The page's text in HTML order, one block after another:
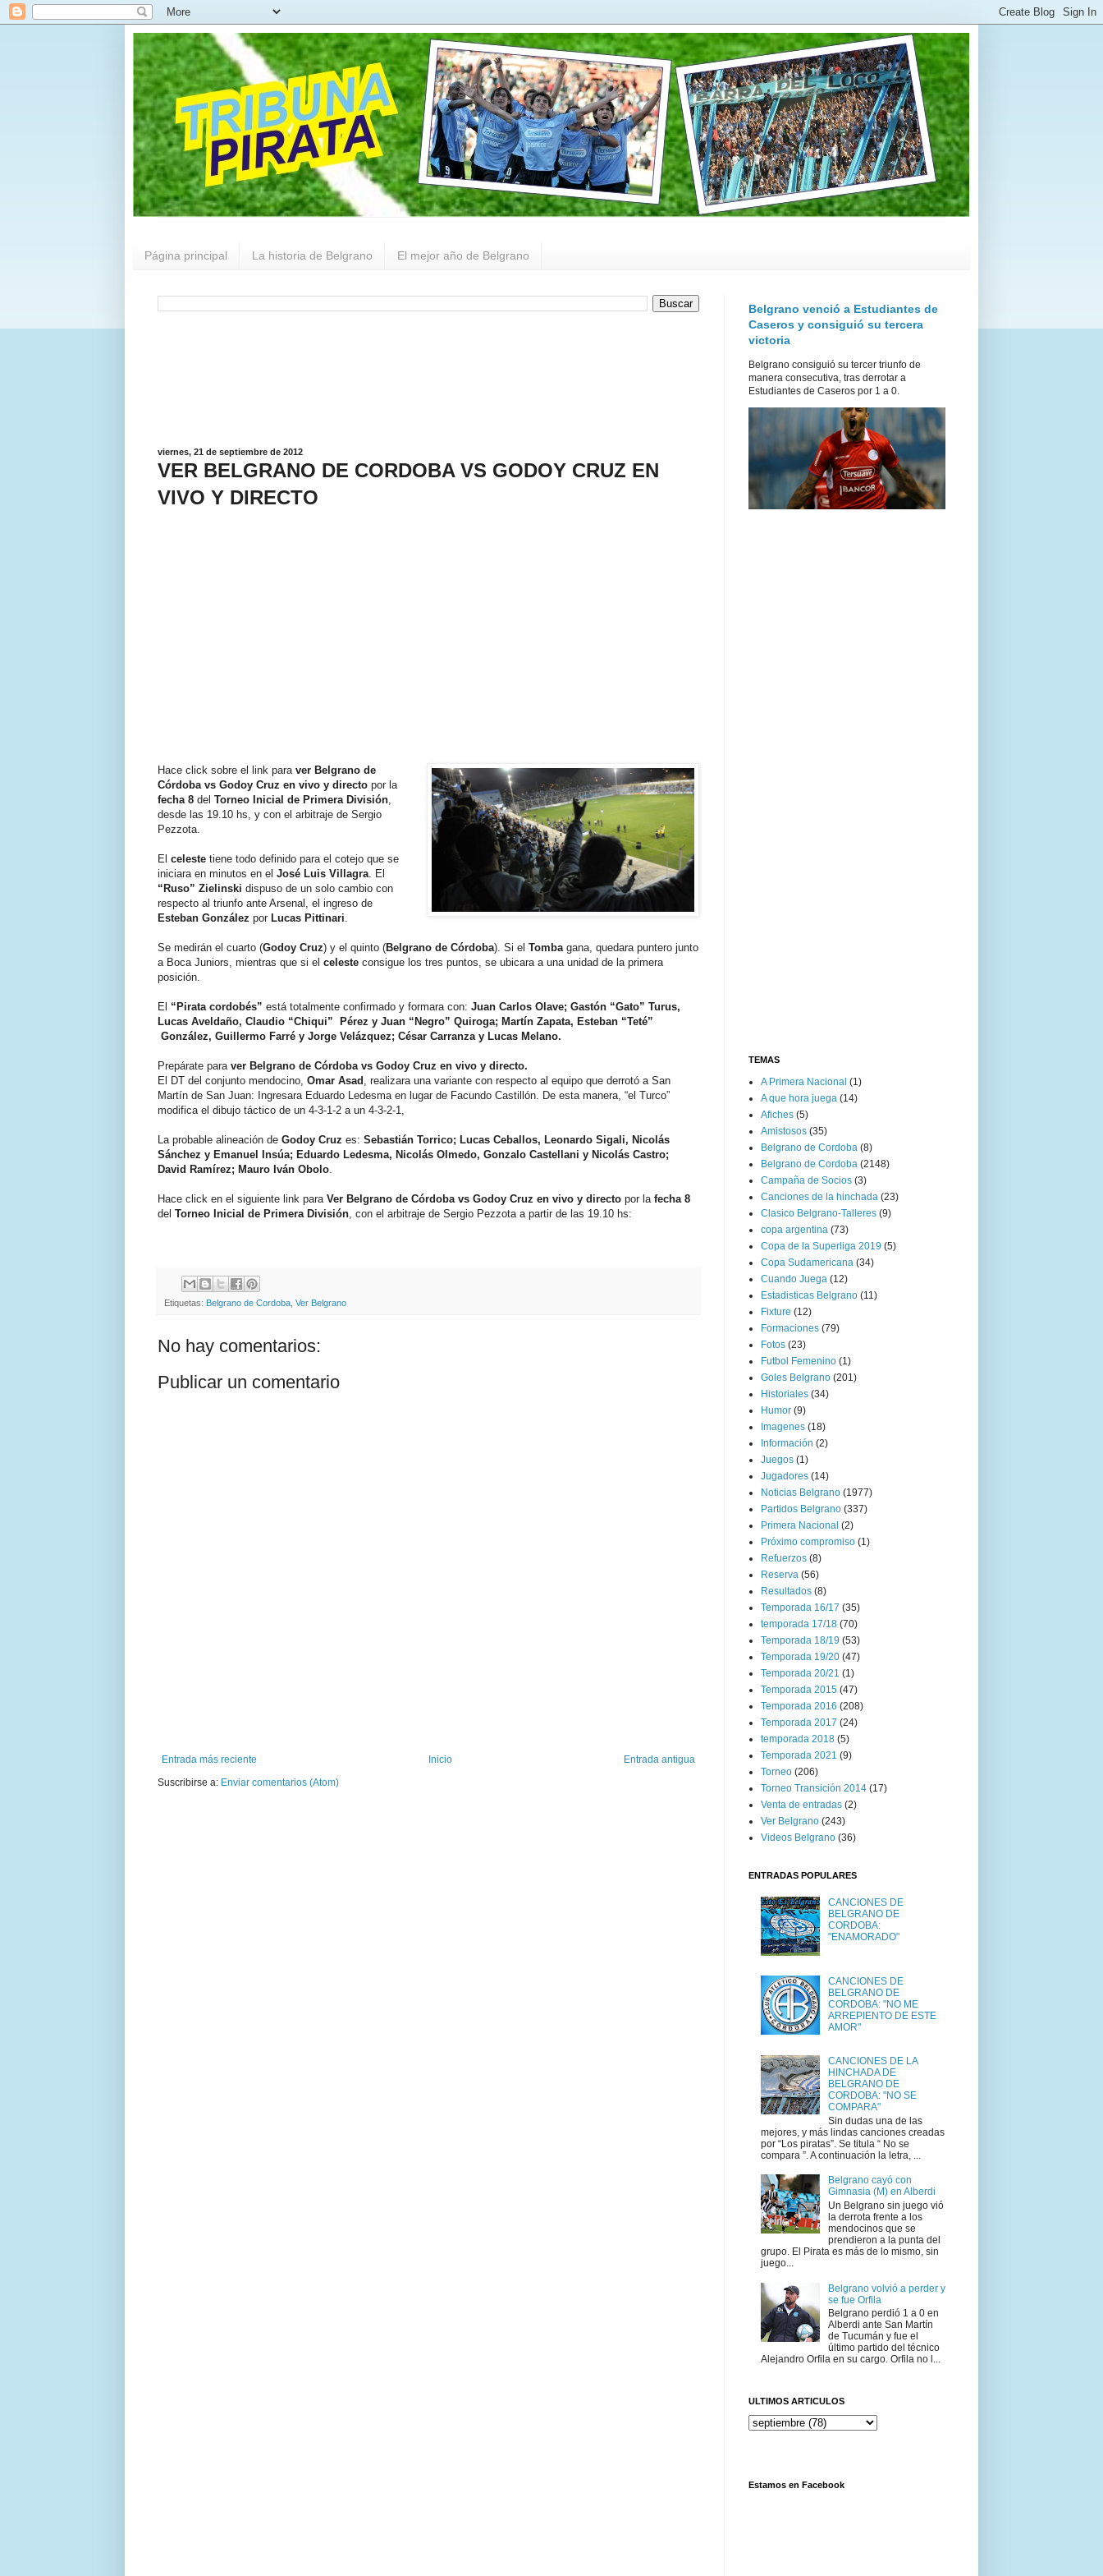
Página principal La historia de Belgrano El mejor año de Belgrano
viernes, 21 de septiembre de 2012
VER BELGRANO DE CORDOBA VS GODOY CRUZ EN
VIVO Y DIRECTO
Hace click sobre el link para ver Belgrano de
Córdoba vs Godoy Cruz en vivo y directo por la
fecha 8 del Torneo Inicial de Primera División
desde las 19.10 hs, y con el arbitraje de Sergio
Pezzota.
El celeste tiene todo definido para el cotejo que se
iniciara en minutos en el José Luis Villagra . El
“Ruso” Zielinski dispuso de un solo cambio con
respecto al triunfo ante Arsenal, el ingreso de
Esteban González por Lucas Pittinari
Se medirán el cuarto (Godoy Cruz) y el quinto (Belgrano de Córdoba). Si el Tomba gana, quedara puntero junto
a Boca Juniors, mientras que si el celeste consigue los tres puntos, se ubicara a una unidad de la primera
posición.
El “Pirata cordobés” está totalmente confirmado y formara con: Juan Carlos Olave; Gastón “Gato” Turus,
Lucas Aveldaño, Claudio “Chiqui” Pérez y Juan “Negro” Quiroga; Martín Zapata, Esteban “Teté”
González, Guillermo Farré y Jorge Velázquez; César Carranza y Lucas Melano.
Prepárate para ver Belgrano de Córdoba vs Godoy Cruz en vivo y directo.
El DT del conjunto mendocino, Omar Asad
, realizara una variante con respecto al equipo que derrotó a San
Martín de San Juan: Ingresara Eduardo Ledesma en lugar de Facundo Castillón. De esta manera, “el Turco”
modifica el dibujo táctico de un 4-3-1-2 a un 4-3-2-1,
La probable alineación de Godoy Cruz es: Sebastián Torrico; Lucas Ceballos, Leonardo Sigali, Nicolás
Sánchez y Emanuel Insúa; Eduardo Ledesma, Nicolás Olmedo, Gonzalo Castellani y Nicolás Castro;
David Ramírez; Mauro Iván Obolo
Hace click en el siguiente link para Ver Belgrano de Córdoba vs Godoy Cruz en vivo y directo por la fecha 8
del Torneo Inicial de Primera División , con el arbitraje de Sergio Pezzota a partir de las 19.10 hs:
Etiquetas: Belgrano de Cordoba Ver Belgrano
No hay comentarios:
Publicar un comentario
Entrada más reciente Entrada antigua
Inicio
Suscribirse a: Enviar comentarios (Atom)
Belgrano venció a Estudiantes de
Caseros y consiguió su tercera
victoria
Belgrano consiguió su tercer triunfo de
manera consecutiva, tras derrotar a
Estudiantes de Caseros por 1 a 0.
TEMAS
A Primera Nacional (1)
A que hora juega (14)
Afiches (5)
Amistosos (35)
Belgrano de Cordoba (8)
Belgrano de Cordoba (2148)
Campaña de Socios (3)
Canciones de la hinchada (23)
Clasico Belgrano-Talleres (9)
copa argentina (73)
Copa de la Superliga 2019 (5)
Copa Sudamericana (34)
Cuando Juega (12)
Estadisticas Belgrano (11)
Fixture (12)
Formaciones (79)
Fotos (23)
Futbol Femenino (1)
Goles Belgrano (201)
Historiales (34)
Humor (9)
Imagenes (18)
Información (2)
Juegos (1)
Jugadores (14)
Noticias Belgrano (1977)
Partidos Belgrano (337)
Primera Nacional (2)
Próximo compromiso (1)
Refuerzos (8)
Reserva (56)
Resultados (8)
Temporada 16/17 (35)
temporada 17/18 (70)
Temporada 18/19 (53)
Temporada 19/20 (47)
Temporada 20/21 (1)
Temporada 2015 (47)
Temporada 2016 (208)
Temporada 2017 (24)
temporada 2018 (5)
Temporada 2021 (9)
Torneo (206)
Torneo Transición 2014 (17)
Venta de entradas (2)
Ver Belgrano (243)
Videos Belgrano (36)
ENTRADAS POPULARES
CANCIONES DE
BELGRANO DE
CORDOBA:
"ENAMORADO"
CANCIONES DE
BELGRANO DE
CORDOBA: "NO ME
ARREPIENTO DE ESTE
AMOR"
CANCIONES DE LA
HINCHADA DE
BELGRANO DE
CORDOBA: "NO SE
COMPARA"
Sin dudas una de las
mejores, y más lindas canciones creadas
por “Los piratas”. Se titula “ No se
compara ”. A continuación la letra, ...
Belgrano cayó con
Gimnasia (M) en Alberdi
Un Belgrano sin juego vió
la derrota frente a los
mendocinos que se
prendieron a la punta del
grupo. El Pirata es más de lo mismo, sin
juego...
Belgrano volvió a perder y
se fue Orfila
Belgrano perdió 1 a 0 en
Alberdi ante San Martín
de Tucumán y fue el
último partido del técnico
Alejandro Orfila en su cargo. Orfila no l...
ULTIMOS ARTICULOS
Estamos en Facebook